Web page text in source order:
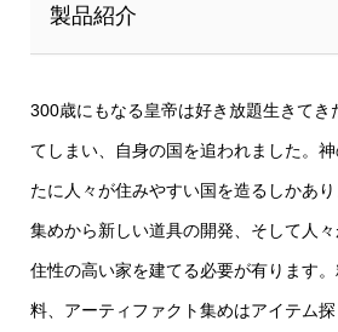
製品紹介
300歳にもなる皇帝は好き放題生きてき
てしまい、自身の国を追われました。
たに人々が住みやすい国を造るしかあ
集めから新しい道具の開発、そして人
住性の高い家を建てる必要が有ります
料、アーティファクト集めはアイテム